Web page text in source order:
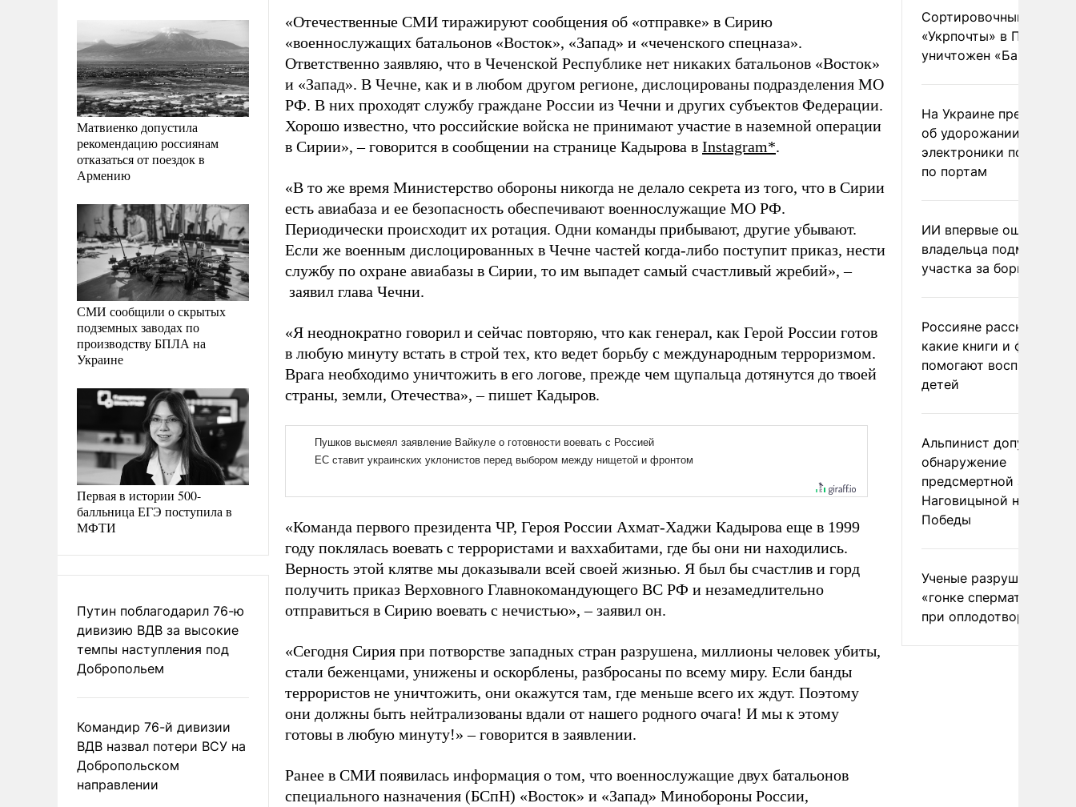
Матвиенко допустила
рекомендацию россиянам
отказаться от поездок в
Армению
СМИ сообщили о скрытых
подземных заводах по
производству БПЛА на
Украине
Первая в истории 500-
балльница ЕГЭ поступила в
МФТИ
Путин поблагодарил 76-ю
дивизию ВДВ за высокие
темпы наступления под
Добропольем
Командир 76-й дивизии
ВДВ назвал потери ВСУ на
Добропольском
направлении
«Отечественные СМИ тиражируют сообщения об «отправке» в Сирию
«военнослужащих батальонов «Восток», «Запад» и «чеченского спецназа».
Ответственно заявляю, что в Чеченской Республике нет никаких батальонов «Восток»
и «Запад». В Чечне, как и в любом другом регионе, дислоцированы подразделения МО
РФ. В них проходят службу граждане России из Чечни и других субъектов Федерации.
Хорошо известно, что российские войска не принимают участие в наземной операции
в Сирии», – говорится в сообщении на странице Кадырова в Instagram*.
«В то же время Министерство обороны никогда не делало секрета из того, что в Сирии
есть авиабаза и ее безопасность обеспечивают военнослужащие МО РФ.
Периодически происходит их ротация. Одни команды прибывают, другие убывают.
Если же военным дислоцированных в Чечне частей когда-либо поступит приказ, нести
службу по охране авиабазы в Сирии, то им выпадет самый счастливый жребий», –
заявил глава Чечни.
«Я неоднократно говорил и сейчас повторяю, что как генерал, как Герой России готов
в любую минуту встать в строй тех, кто ведет борьбу с международным терроризмом.
Врага необходимо уничтожить в его логове, прежде чем щупальца дотянутся до твоей
страны, земли, Отечества», – пишет Кадыров.
«Команда первого президента ЧР, Героя России Ахмат-Хаджи Кадырова еще в 1999
году поклялась воевать с террористами и ваххабитами, где бы они ни находились.
Верность этой клятве мы доказывали всей своей жизнью. Я был бы счастлив и горд
получить приказ Верховного Главнокомандующего ВС РФ и незамедлительно
отправиться в Сирию воевать с нечистью», – заявил он.
«Сегодня Сирия при потворстве западных стран разрушена, миллионы человек убиты,
стали беженцами, унижены и оскорблены, разбросаны по всему миру. Если банды
террористов не уничтожить, они окажутся там, где меньше всего их ждут. Поэтому
они должны быть нейтрализованы вдали от нашего родного очага! И мы к этому
готовы в любую минуту!» – говорится в заявлении.
Ранее в СМИ появилась информация о том, что военнослужащие двух батальонов
специального назначения (БСпН) «Восток» и «Запад» Минобороны России,
Сортировочный пункт
«Укрпочты» в
уничтожен
На Украине
об удорожании
электроники после
по портам
ИИ впервые
владельца
участка за борщевик
Россияне рассказали,
какие книги и фильмы
помогают воспитывать
детей
Альпинист допустил
обнаружение
предсмертной записки
Наговицыной на пике
Победы
Ученые разрушили миф
«гонке
при оплодотворении